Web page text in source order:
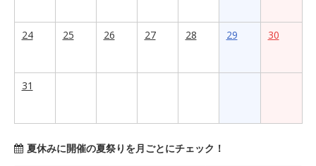
24 25 26 27 28 29 30
31
夏休みに開催の夏祭りを月ごとにチェック！